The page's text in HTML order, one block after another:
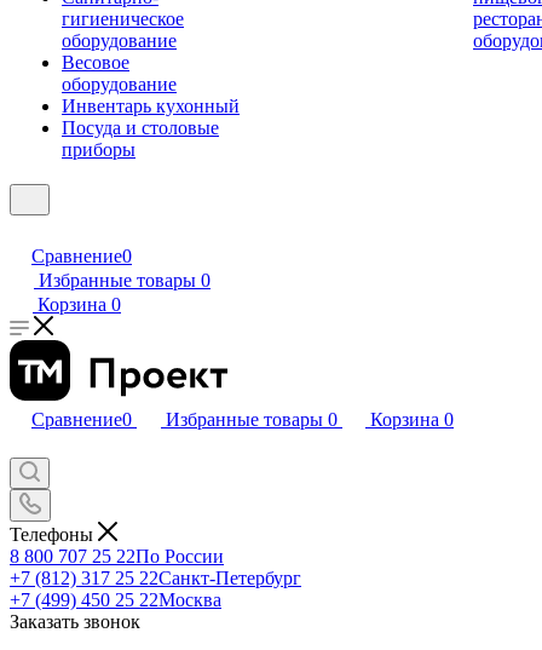
гигиеническое
оборудование
Весовое
оборудование
Инвентарь кухонный
Посуда и столовые
приборы
Сравнение0
Избранные товары 0
Корзина 0
Сравнение0 Избранные товары 0 Корзина 0
Телефоны
8 800 707 25 22По России
+7 (812) 317 25 22Санкт-Петербург
+7 (499) 450 25 22Москва
Заказать звонок